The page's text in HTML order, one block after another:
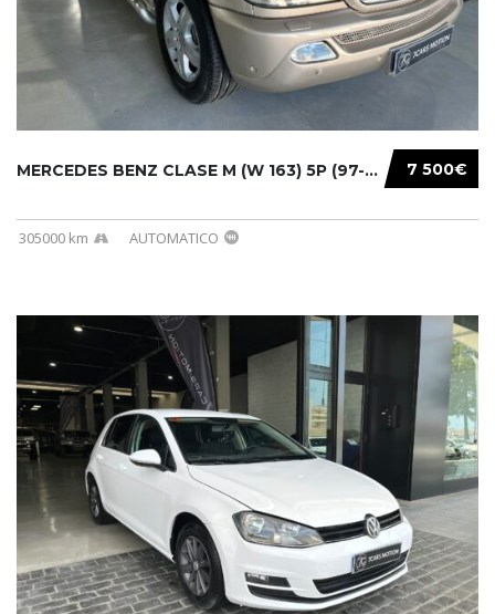
7 500€
MERCEDES BENZ CLASE M (W 163) 5P (97-05) 200...
305000 km AUTOMATICO